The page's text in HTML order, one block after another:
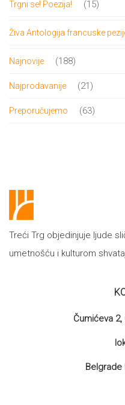
Trgni se! Poezija! 1515
Živa Antologija francuske
Najnovije 188188
Najprodavanije 2121
Preporučujemo 6363
Treći Trg objedinjuje ljude
umetnošću i kulturom
Čumićeva
Belgrade